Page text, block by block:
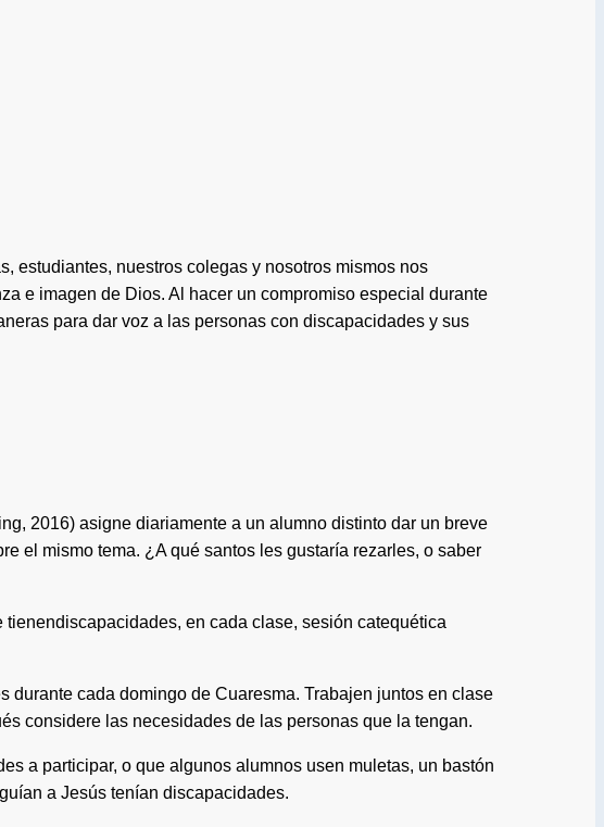
estudiantes, nuestros colegas y nosotros mismos nos
e imagen de Dios. Al hacer un compromiso especial durante
para dar voz a las personas con discapacidades y sus
2016) asigne diariamente a un alumno distinto dar un breve
el mismo tema. ¿A qué santos les gustaría rezarles, o saber
en cada clase, sesión catequética
cada domingo de Cuaresma. Trabajen juntos en clase
considere las necesidades de las personas que la tengan.
a participar, o que algunos alumnos usen muletas, un bastón
a Jesús tenían discapacidades.